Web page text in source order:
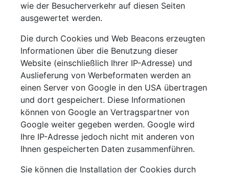
wie der Besucherverkehr auf diesen Seiten
ausgewertet werden.
Die durch Cookies und Web Beacons erzeugten
Informationen über die Benutzung dieser
Website (einschließlich Ihrer IP-Adresse) und
Auslieferung von Werbeformaten werden an
einen Server von Google in den USA übertragen
und dort gespeichert. Diese Informationen
können von Google an Vertragspartner von
Google weiter gegeben werden. Google wird
Ihre IP-Adresse jedoch nicht mit anderen von
Ihnen gespeicherten Daten zusammenführen.
Sie können die Installation der Cookies durch